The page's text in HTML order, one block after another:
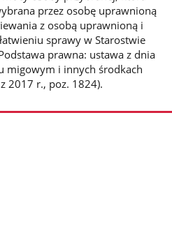
przez osobę uprawnioną
z osobą uprawnioną i
sprawy w Starostwie
prawna: ustawa z dnia
migowym i innych środkach
2017 r., poz. 1824).